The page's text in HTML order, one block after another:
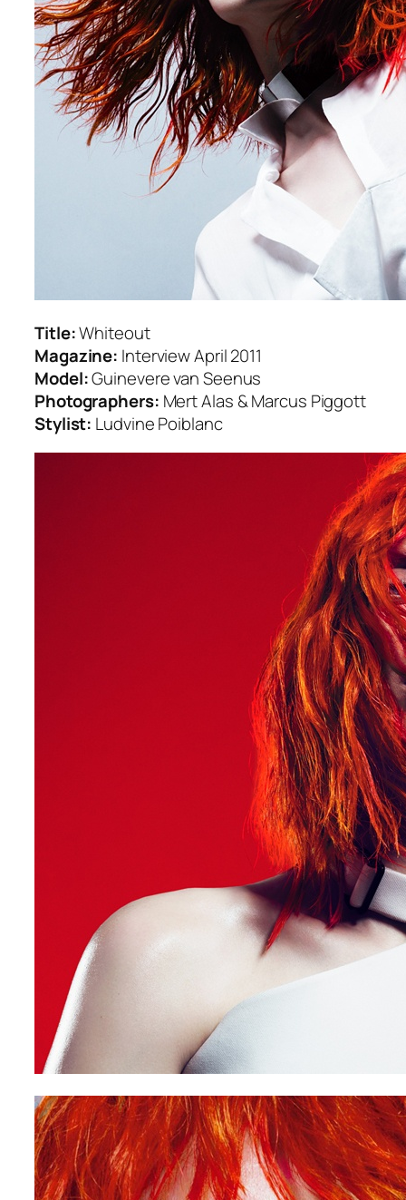
Title:Whiteout
Magazine: Interview April 2011
Model:Guinevere van Seenus
Photographers: Mert Alas & Marcus Piggott
Stylist: Ludvine Poiblanc